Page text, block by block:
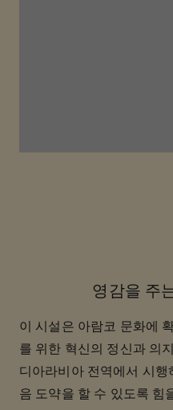
영감을 주
이 시설은 아람코 문화에
를 위한 혁신의 정신과 의
디아라비아 전역에서 시
음 도약을 할 수 있도록 힘